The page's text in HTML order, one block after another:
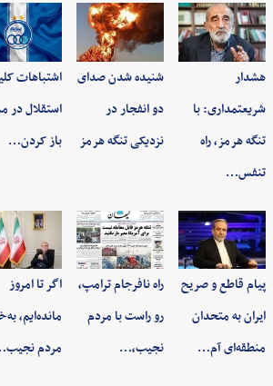
هشدار
شریعتمداری: با
تنگه هرمز، راه
تنفس…
شنیده شدن صدای
دو انفجار در
نزدیکی تنگه هرمز
اشتباهات
استقلال در
باز کردن…
پیام قاطع و صریح
ایران به متحدان
منطقه‌ای آم…
راه نافرجام ترامپ،
رو راست با مردم
نجیب،…
اگر تا امروز
مانده‌ایم،
مردم